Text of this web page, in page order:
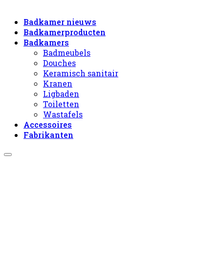
Badkamer nieuws
Badkamerproducten
Badkamers
Badmeubels
Douches
Keramisch sanitair
Kranen
Ligbaden
Toiletten
Wastafels
Accessoires
Fabrikanten